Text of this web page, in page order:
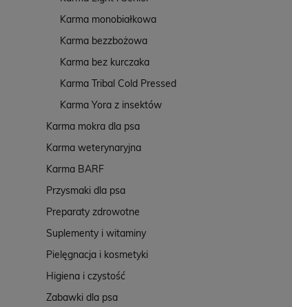
Karma monobiałkowa
Karma bezzbożowa
Karma bez kurczaka
Karma Tribal Cold Pressed
Karma Yora z insektów
Karma mokra dla psa
Karma weterynaryjna
Karma BARF
Przysmaki dla psa
Preparaty zdrowotne
Suplementy i witaminy
Pielęgnacja i kosmetyki
Higiena i czystość
Zabawki dla psa